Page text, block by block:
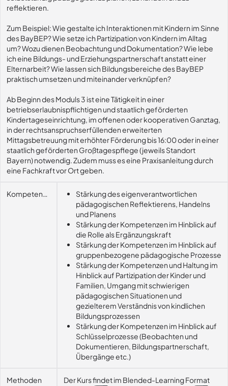
reflektieren.
Zum Beispiel: Wie gestalte ich Interaktionen mit Kindern im Sinne
des BayBEP? Wie setze ich Partizipation von Kindern im Alltag
um? Wozu dienen Beobachtung und Dokumentation? Wie lebe
ich eine Bildungs- und Erziehungspartnerschaft anstatt einer
Elternarbeit? Wie lassen sich Bildungsbereiche des BayBEP
praktisch umsetzen und miteinander verknüpfen?
Ab Beginn des Moduls 3 ist eine Tätigkeit in einer
betriebserlaubnispflichtigen und staatlich geförderten
Kindertageseinrichtung, im offenen oder kooperativen Ganztag,
in der rechtsanspruchserfüllenden erweiterten
Mittagsbetreuung mit erhöhter Förderung bis 16:00 oder in einer
staatlich geförderten Großtagespflege (jeweils Standort
Bayern) notwendig. Zudem muss es eine Praxisanleitung durch
eine Fachkraft vor Ort geben.
Kompetenzerwerb
Stärkung des eigenverantwortlichen
pädagogischen Reflektierens, Handelns
und Planens
Stärkung der Kompetenzen im Hinblick auf
die Rolle als Ergänzungskraft
Stärkung der Kompetenzen im Hinblick auf
gruppenbezogene pädagogische Prozesse
Stärkung der Kompetenzen und Haltung im
Hinblick auf Partizipation der Kinder und
Familien, Umgang mit schwierigen
pädagogischen Situationen und
gezielterem Verständnis von kindlichen
Bildungsprozessen
Stärkung der Kompetenzen im Hinblick auf
Schlüsselprozesse (Beobachten und
Dokumentieren, Bildungspartnerschaft,
Übergänge etc.)
Methoden
Der Kurs findet im Blended-Learning Format